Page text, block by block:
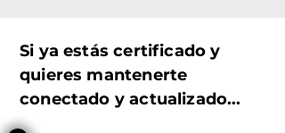
Si ya estás certificado y
quieres mantenerte
conectado y actualizado...